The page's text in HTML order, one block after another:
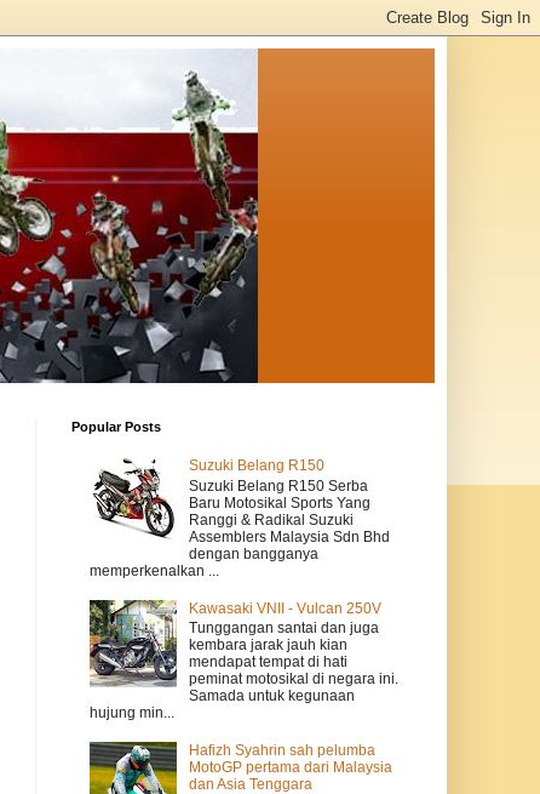
Popular Posts
Suzuki Belang R150
Suzuki Belang R150 Serba
Baru Motosikal Sports Yang
Ranggi & Radikal Suzuki
Assemblers Malaysia Sdn Bhd
dengan bangganya
memperkenalkan ...
Kawasaki VNII - Vulcan 250V
Tunggangan santai dan juga
kembara jarak jauh kian
mendapat tempat di hati
peminat motosikal di negara ini.
Samada untuk kegunaan
hujung min...
Hafizh Syahrin sah pelumba
MotoGP pertama dari Malaysia
dan Asia Tenggara